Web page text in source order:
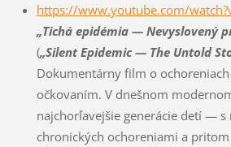
https://www.youtube.com/
„Tichá epidémia — Nevyslovený
(„Silent Epidemic — The Untold
Dokumentárny film o
očkovaním. V dnešnom
najchorľavejšie generácie detí —
chronických ochoreniami a